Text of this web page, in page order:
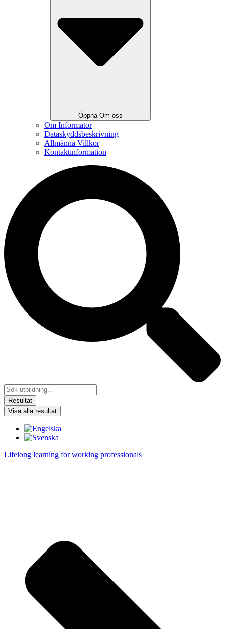
Öppna Om oss
Om Informator
Dataskyddsbeskrivning
Allmänna Villkor
Kontaktinformation
Resultat
Visa alla resultat
Lifelong learning for working professionals